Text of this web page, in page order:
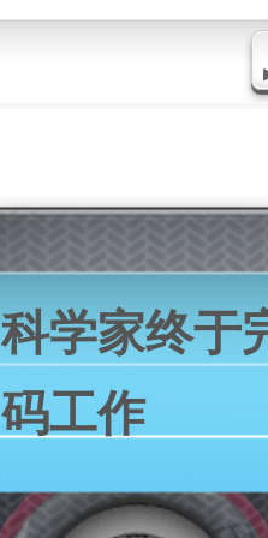
科学家终于
码工作